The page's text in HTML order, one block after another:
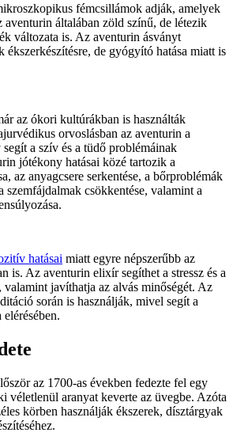
fémcsillámok adják, amelyek
aventurin általában zöld színű, de létezik
változata is. Az aventurin ásványt
ékszerkészítésre, de gyógyító hatása miatt is
az ókori kultúrákban is használták
orvoslásban az aventurin a
a szív és a tüdő problémáinak
jótékony hatásai közé tartozik a
az anyagcsere serkentése, a bőrproblémák
szemfájdalmak csökkentése, valamint a
hatásai miatt egyre népszerűbb az
is. Az aventurin elixír segíthet a stressz és a
valamint javíthatja az alvás minőségét. Az
során is használják, mivel segít a
az 1700-as években fedezte fel egy
véletlenül aranyat keverte az üvegbe. Azóta
körben használják ékszerek, dísztárgyak